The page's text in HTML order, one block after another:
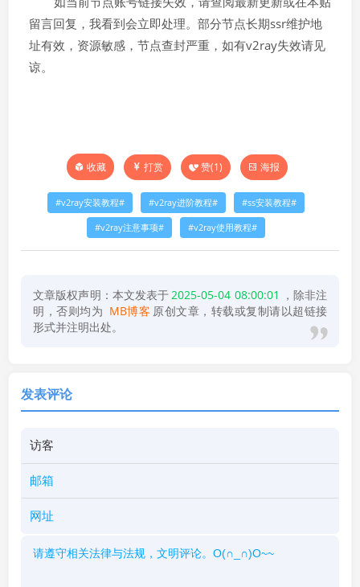
留言回复，我看到会立即处理。部分节点长期ssr维护地
址有效，资源敏感，节点查封严重，如有v2ray失效请见
谅。
收藏 打赏 赞(1) 海报
v2ray安装教程 v2ray进阶教程 ss安装教程
v2ray注意事项 v2ray使用教程
文章版权声明：本文发表于2025-05-04 08:00:01
，除非注
明，否则均为 MB博客 原创文章，转载或复制请以超链接
形式并注明出处。
发表评论